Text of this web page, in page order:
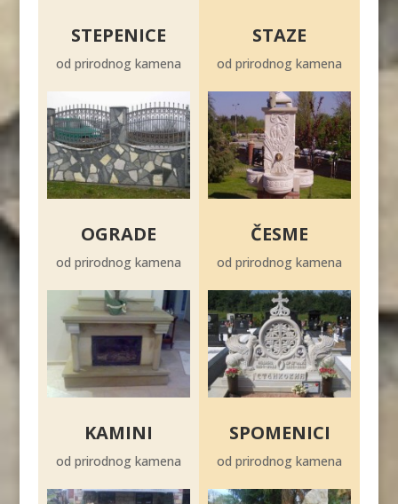
STEPENICE
od prirodnog kamena
STAZE
od prirodnog kamena
OGRADE
od prirodnog kamena
ČESME
od prirodnog kamena
KAMINI
od prirodnog kamena
SPOMENICI
od prirodnog kamena